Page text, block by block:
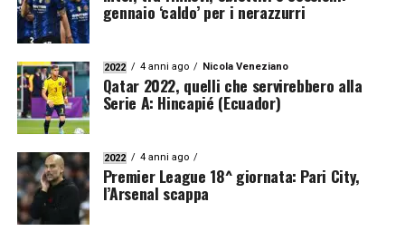
gennaio ‘caldo’ per i nerazzurri
2022 4 anni ago Nicola Veneziano
Qatar 2022, quelli che servirebbero alla
Serie A: Hincapié (Ecuador)
2022 4 anni ago
Premier League 18^ giornata: Pari City,
l’Arsenal scappa